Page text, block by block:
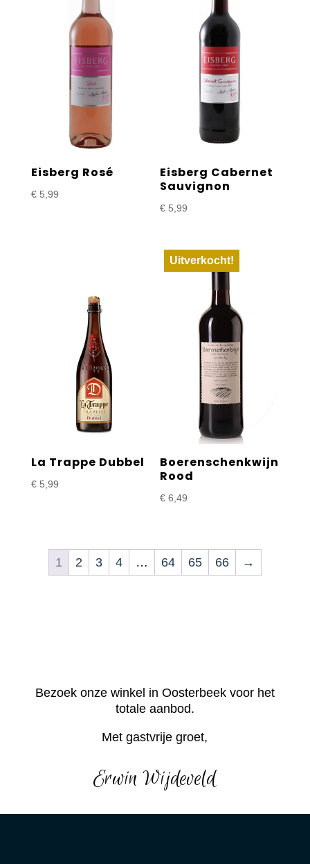
Eisberg Rosé
€5,99
Eisberg Cabernet
Sauvignon
€ 5,99
La Trappe Dubbel
€5,99
Uitverkocht!
Boerenschenkwijn
Rood
€ 6,49
1 2 3 4 … 64 65 66 →
Bezoek onze winkel in Oosterbeek voor het
totale aanbod.
Met gastvrije groet,
Erwin Wijdeveld